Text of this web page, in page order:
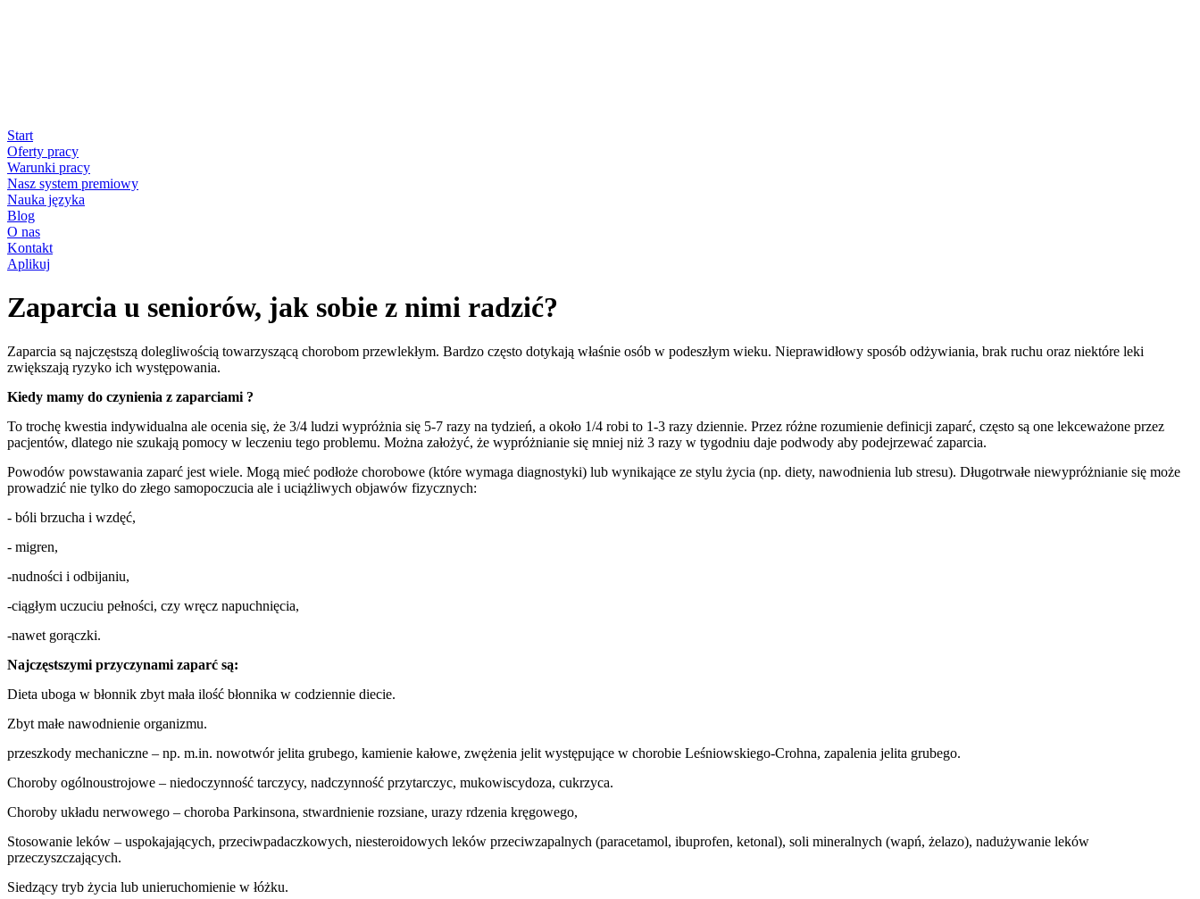
Start
Oferty pracy
Warunki pracy
Nasz system premiowy
Nauka języka
Blog
O nas
Kontakt
Aplikuj
Zaparcia u seniorów, jak sobie z nimi radzić?
Zaparcia są najczęstszą dolegliwością towarzyszącą chorobom przewlekłym. Bardzo często dotykają właśnie osób w podeszłym wieku. Nieprawidłowy sposób odżywiania, brak ruchu oraz niektóre leki
zwiększają ryzyko ich występowania.
Kiedy mamy do czynienia z zaparciami ?
To trochę kwestia indywidualna ale ocenia się, że 3/4 ludzi wypróżnia się 5-7 razy na tydzień, a około 1/4 robi to 1-3 razy dziennie. Przez różne rozumienie definicji zaparć, często są one lekceważone przez
pacjentów, dlatego nie szukają pomocy w leczeniu tego problemu. Można założyć, że wypróżnianie się mniej niż 3 razy w tygodniu daje podwody aby podejrzewać zaparcia.
Powodów powstawania zaparć jest wiele. Mogą mieć podłoże chorobowe (które wymaga diagnostyki) lub wynikające ze stylu życia (np. diety, nawodnienia lub stresu). Długotrwałe niewypróżnianie się może
prowadzić nie tylko do złego samopoczucia ale i uciążliwych objawów fizycznych:
- bóli brzucha i wzdęć,
- migren,
-nudności i odbijaniu,
-ciągłym uczuciu pełności, czy wręcz napuchnięcia,
-nawet gorączki.
Najczęstszymi przyczynami zaparć są:
Dieta uboga w błonnik zbyt mała ilość błonnika w codziennie diecie.
Zbyt małe nawodnienie organizmu.
przeszkody mechaniczne – np. m.in. nowotwór jelita grubego, kamienie kałowe, zwężenia jelit występujące w chorobie Leśniowskiego-Crohna, zapalenia jelita grubego.
Choroby ogólnoustrojowe – niedoczynność tarczycy, nadczynność przytarczyc, mukowiscydoza, cukrzyca.
Choroby układu nerwowego – choroba Parkinsona, stwardnienie rozsiane, urazy rdzenia kręgowego,
Stosowanie leków – uspokajających, przeciwpadaczkowych, niesteroidowych leków przeciwzapalnych (paracetamol, ibuprofen, ketonal), soli mineralnych (wapń, żelazo), nadużywanie leków
przeczyszczających.
Siedzący tryb życia lub unieruchomienie w łóżku.